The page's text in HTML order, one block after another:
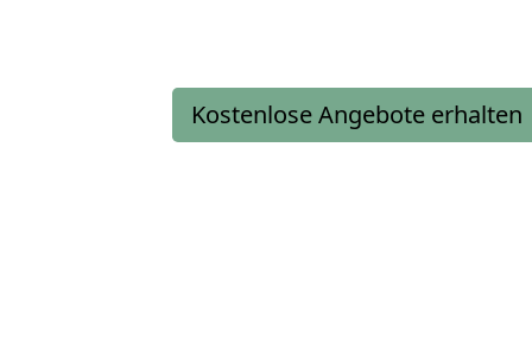
Kostenlose Angebote erhalten